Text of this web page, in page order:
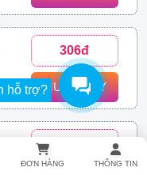
hỗ trợ?
ĐƠN HÀNG THÔNG TIN
306đ
MUA NGAY